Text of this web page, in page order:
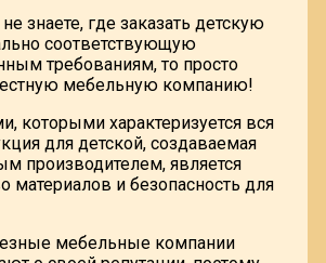
знаете, где заказать детскую
соответствующую
требованиям, то просто
мебельную компанию!
которыми характеризуется вся
для детской, создаваемая
производителем, является
материалов и безопасность для
мебельные компании